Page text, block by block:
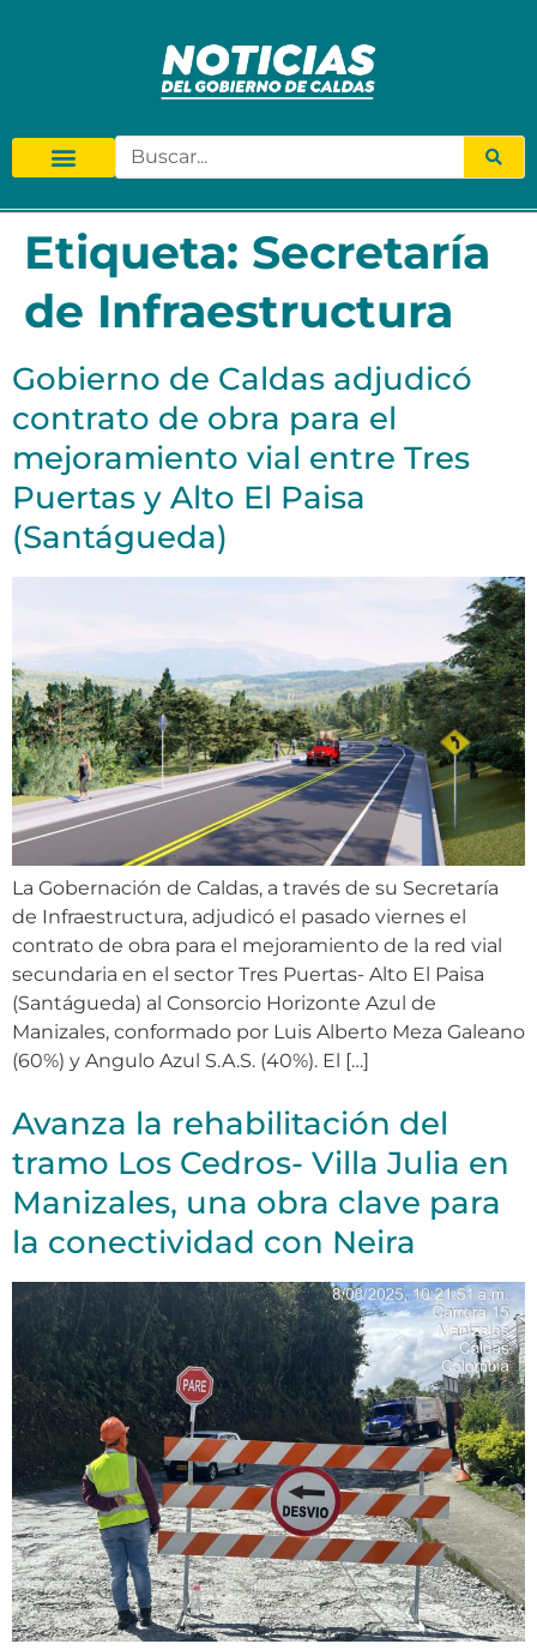
Etiqueta: Secretaría
de Infraestructura
Gobierno de Caldas adjudicó
contrato de obra para el
mejoramiento vial entre Tres
Puertas y Alto El Paisa
(Santágueda)
La Gobernación de Caldas, a través de su Secretaría
de Infraestructura, adjudicó el pasado viernes el
contrato de obra para el mejoramiento de la red vial
secundaria en el sector Tres Puertas- Alto El Paisa
(Santágueda) al Consorcio Horizonte Azul de
Manizales, conformado por Luis Alberto Meza Galeano
(60%) y Angulo Azul S.A.S. (40%). El […]
Avanza la rehabilitación del
tramo Los Cedros- Villa Julia en
Manizales, una obra clave para
la conectividad con Neira